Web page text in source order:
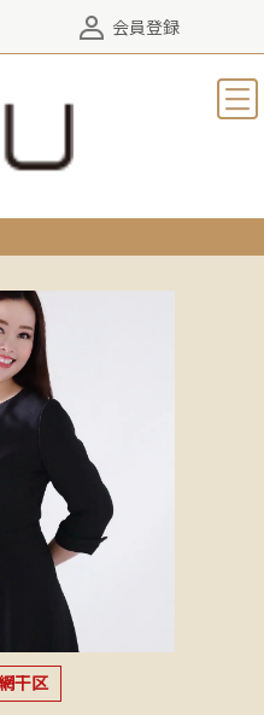
会員登録
干区